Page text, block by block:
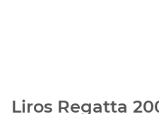
Liros Regatta